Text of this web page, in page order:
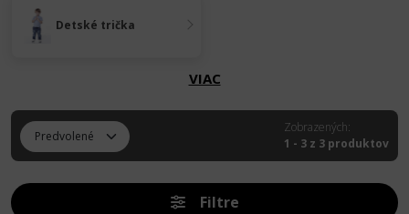
Detské trička
VIAC
Zobrazených:
1 - 3 z 3 produktov
Filtre